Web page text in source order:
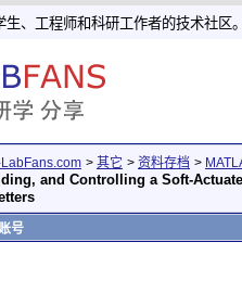
生、工程师和科研工作者的技术社区
> 其它 > 资料存档 >
and Controlling a Soft-
号